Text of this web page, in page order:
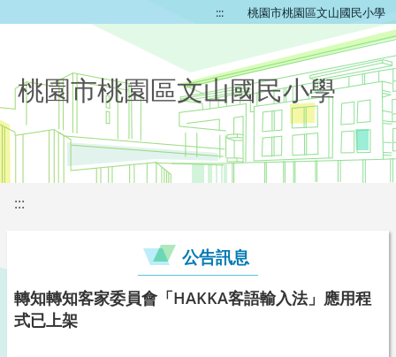
::: 桃園市桃園區文山國民小學
桃園市桃園區文山國民小學
:::
公告訊息
轉知轉知客家委員會「HAKKA客語輸入法」應用程
式已上架